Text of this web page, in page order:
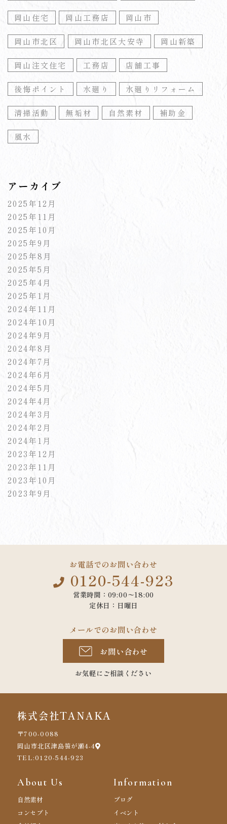
岡山住宅 岡山工務店 岡山市
岡山市北区 岡山市北区大安寺 岡山新築
岡山注文住宅 工務店 店舗工事
後悔ポイント 水廻り 水廻りリフォーム
清掃活動 無垢材 自然素材 補助金
風水
アーカイブ
2025年12月
2025年11月
2025年10月
2025年9月
2025年8月
2025年5月
2025年4月
2025年1月
2024年11月
2024年10月
2024年9月
2024年8月
2024年7月
2024年6月
2024年5月
2024年4月
2024年3月
2024年2月
2024年1月
2023年12月
2023年11月
2023年10月
2023年9月
お電話でのお問い合わせ
0120-544-923
営業時間：09:00〜18:00
定休日：日曜日
メールでのお問い合わせ
お問い合わせ
お気軽にご相談ください
株式会社TANAKA
〒700-0088
岡山市北区津島笹が瀬4-4
TEL:0120-544-923
About Us
自然素材
コンセプト
Information
ブログ
イベント